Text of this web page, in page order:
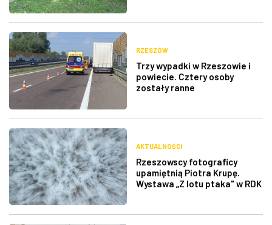
RZESZÓW
Trzy wypadki w Rzeszowie i
powiecie. Cztery osoby
zostały ranne
AKTUALNOŚCI
Rzeszowscy fotograficy
upamiętnią Piotra Krupę.
Wystawa „Z lotu ptaka" w RDK